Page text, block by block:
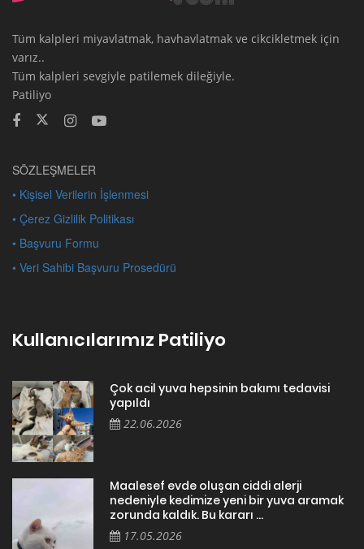
Tüm kalpleri miyavlatmak, havhavlatmak ve cikcikletmek için
varız..
Tüm kalpleri sevgiyle patilemek dileğiyle.
Patiliyo
SÖZLEŞMELER
• Kişisel Verilerin İşlenmesi
• Çerez Gizlilik Politikası
• Başvuru Formu
• Veri Sahibi Başvuru Prosedürü
Kullanıcılarımız Patiliyo
Çok acil yuva hepsinin bakımı tedavisi
yapıldı
22.06.2026
Maalesef evde oluşan ciddi alerji
nedeniyle kedimize yeni bir yuva aramak
zorunda kaldık. Bu kararı ...
17.05.2026